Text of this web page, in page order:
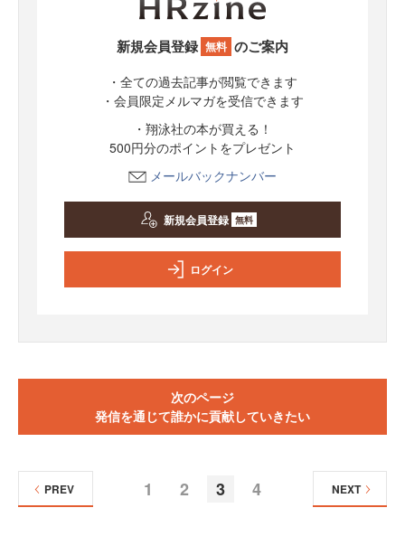
新規会員登録 無料 のご案内
・全ての過去記事が閲覧できます
・会員限定メルマガを受信できます
・翔泳社の本が買える！
500円分のポイントをプレゼント
メールバックナンバー
新規会員登録 無料
ログイン
次のページ
発信を通じて誰かに貢献していきたい
1 2 3 4
PREV NEXT